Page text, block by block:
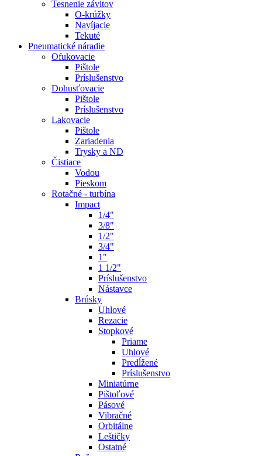
Tesnenie závitov
O-krúžky
Navíjacie
Tekuté
Pneumatické náradie
Ofukovacie
Pištole
Príslušenstvo
Dohusťovacie
Pištole
Príslušenstvo
Lakovacie
Pištole
Zariadenia
Trysky a ND
Čistiace
Vodou
Pieskom
Rotačné - turbína
Impact
1/4"
3/8"
1/2"
3/4"
1"
1 1/2"
Príslušenstvo
Nástavce
Brúsky
Uhlové
Rezacie
Stopkové
Priame
Uhlové
Predĺžené
Príslušenstvo
Miniatúrne
Pištoľové
Pásové
Vibračné
Orbitálne
Leštičky
Ostatné